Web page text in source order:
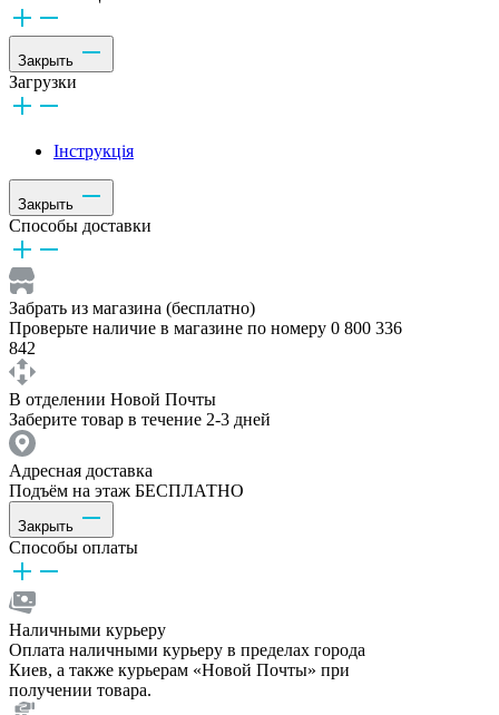
Закрыть
Загрузки
Інструкція
Закрыть
Способы доставки
Забрать из магазина (бесплатно)
Проверьте наличие в магазине по номеру 0 800 336
842
В отделении Новой Почты
Заберите товар в течение 2-3 дней
Адресная доставка
Подъём на этаж БЕСПЛАТНО
Закрыть
Способы оплаты
Наличными курьеру
Оплата наличными курьеру в пределах города
Киев, а также курьерам «Новой Почты» при
получении товара.